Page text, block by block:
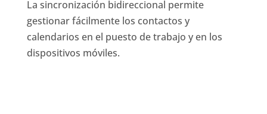
La sincronización bidireccional permite
gestionar fácilmente los contactos y
calendarios en el puesto de trabajo y en los
dispositivos móviles.